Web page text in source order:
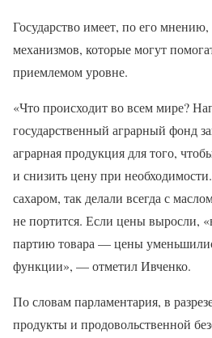
Государство имеет, по его
механизмов, которые могут
приемлемом уровне.
«Что происходит во всем мире?
государственный аграрный фонд
аграрная продукция для того,
и снизить цену при
сахаром, так делали всегда с
не портится. Если цены выросли,
партию товара — цены
функции», — отметил Ивченко.
По словам парламентария, в
продукты и продовольственной